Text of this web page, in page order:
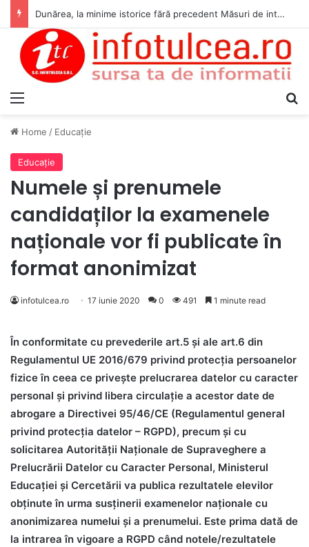
Dunărea, la minime istorice fără precedent Măsuri de intervenție pentru menținerea debitelor minime, necesare pentru producția de energie nucleară
Home / Educaţie
Educaţie
Numele și prenumele
candidaților la examenele
naționale vor fi publicate în
format anonimizat
infotulcea.ro 17 iunie 2020 0 491 1 minute read
În conformitate cu prevederile art.5 și ale art.6 din
Regulamentul UE 2016/679 privind protecția persoanelor
fizice în ceea ce privește prelucrarea datelor cu caracter
personal și privind libera circulație a acestor date de
abrogare a Directivei 95/46/CE (Regulamentul general
privind protecția datelor – RGPD), precum și cu
solicitarea Autorității Naționale de Supraveghere a
Prelucrării Datelor cu Caracter Personal, Ministerul
Educației și Cercetării va publica rezultatele elevilor
obținute în urma susținerii examenelor naționale cu
anonimizarea numelui și a prenumelui. Este prima dată de
la intrarea în vigoare a RGPD când notele/rezultatele